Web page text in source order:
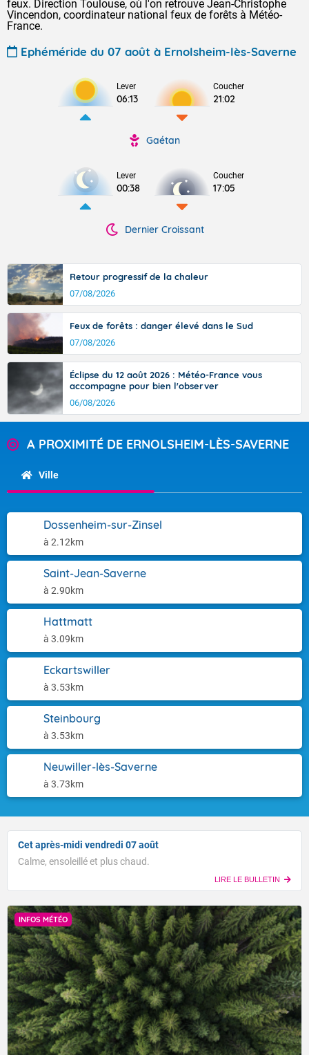
feux. Direction Toulouse, où l'on retrouve Jean-Christophe
Vincendon, coordinateur national feux de forêts à Météo-
France.
Ephéméride du 07 août à Ernolsheim-lès-Saverne
Lever
06:13
Coucher
21:02
Gaétan
Lever
00:38
Coucher
17:05
Dernier Croissant
Retour progressif de la chaleur
07/08/2026
Feux de forêts : danger élevé dans le Sud
07/08/2026
Éclipse du 12 août 2026 : Météo-France vous
accompagne pour bien l'observer
06/08/2026
A PROXIMITÉ DE ERNOLSHEIM-LÈS-SAVERNE
Ville
Dossenheim-sur-Zinsel
à 2.12km
Saint-Jean-Saverne
à 2.90km
Hattmatt
à 3.09km
Eckartswiller
à 3.53km
Steinbourg
à 3.53km
Neuwiller-lès-Saverne
à 3.73km
Cet après-midi vendredi 07 août
Calme, ensoleillé et plus chaud.
LIRE LE BULLETIN
INFOS MÉTÉO